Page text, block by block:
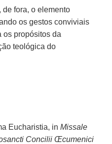
fora, o elemento
os gestos conviviais
os propósitos da
teológica do
Eucharistia, inMissale
Concilii Œcumenici